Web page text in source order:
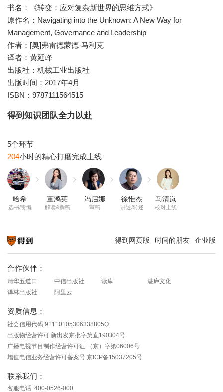
书名：《转变：应对复杂新世界的思维方式》
原作名：Navigating into the Unknown: A New Way for
Management, Governance and Leadership
作者：[奥]弗雷德蒙德·马利克
译者：黄延峰
出版社：机械工业出版社
出版时间：2017年4月
ISBN：9787111564515
得到知识团队全力以赴
204
哈希
选书/责编
董鸿英
解读&撰稿
冯启娜
审稿
徐惟杰
讲述/转述
马清岚
校对上线
得到网页版 时间的朋友 企业版
合作伙伴：
清华五道口 中信出版社 读库
湛庐文化
译林出版社
阿里云
资质信息：
社会信用代码 91110105306338805Q
出版物经营许可 新出发京批字第直190304号
广播电视节目制作经营许可证 （京）字第06006号
增值电信业务经营许可备案号 京ICP备15037205号
联系我们：
客服电话: 400-0526-000